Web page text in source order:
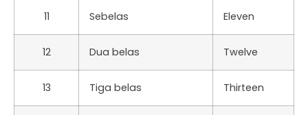
11 Sebelas Eleven
12 Dua belas Twelve
13 Tiga belas Thirteen